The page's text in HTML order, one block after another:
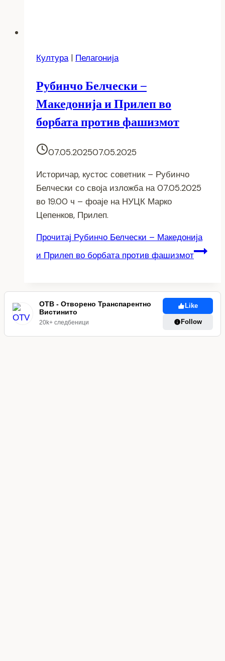
Култура| Пелагонија
Рубинчо Белчески –
Македонија и Прилеп во
борбата против фашизмот
07.05.202507.05.2025
Историчар, кустос советник – Рубинчо
Белчески со своја изложба на 07.05.2025
во 19.00 ч – фоаје на НУЦК Марко
Цепенков, Прилеп.
Прочитај Рубинчо Белчески – Македонија
и Прилеп во борбата против фашизмот
ОТВ - Отворено Транспарентно
Вистинито
20k+ следбеници
Like
Follow